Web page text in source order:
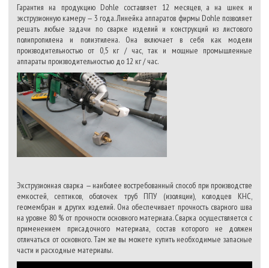
Гарантия на продукцию Dohle составляет 12 месяцев, а на шнек и
экструзионную камеру — 3 года. Линейка аппаратов фирмы Dohle позволяет
решать любые задачи по сварке изделий и конструкций из листового
полипропилена и полиэтилена. Она включает в себя как модели
производительностью от 0,5 кг / час, так и мощные промышленные
аппараты производительностью до 12 кг / час.
Экструзионная сварка — наиболее востребованный способ при производстве
емкостей, септиков, оболочек труб ППУ (изоляции), колодцев КНС,
геомембран и других изделий. Она обеспечивает прочность сварного шва
на уровне 80 % от прочности основного материала. Сварка осуществляется с
применением присадочного материала, состав которого не должен
отличаться от основного. Там же вы можете купить необходимые запасные
части и расходные материалы.